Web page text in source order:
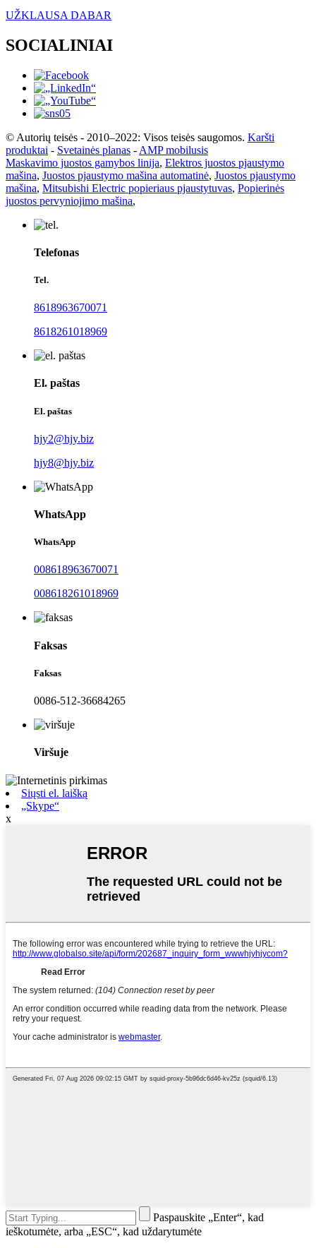
UŽKLAUSA DABAR
SOCIALINIAI
© Autorių teisės - 2010–2022: Visos teisės saugomos. Karšti
produktai - Svetainės planas - AMP mobilusis
Maskavimo juostos gamybos linija, Elektros juostos pjaustymo
mašina, Juostos pjaustymo mašina automatinė, Juostos pjaustymo
mašina, Mitsubishi Electric popieriaus pjaustytuvas, Popierinės
juostos pervyniojimo mašina,
Telefonas
Tel.
8618963670071
8618261018969
El. paštas
El. paštas
hjy2@hjy.biz
hjy8@hjy.biz
WhatsApp
WhatsApp
008618963670071
008618261018969
Faksas
Faksas
0086-512-36684265
Viršuje
Siųsti el. laišką
„Skype“
x
Paspauskite „Enter“, kad
ieškotumėte, arba „ESC“, kad uždarytumėte